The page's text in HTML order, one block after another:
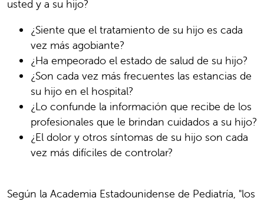
usted y a su hijo?
¿Siente que el tratamiento de su hijo es cada
vez más agobiante?
¿Ha empeorado el estado de salud de su hijo?
¿Son cada vez más frecuentes las estancias de
su hijo en el hospital?
¿Lo confunde la información que recibe de los
profesionales que le brindan cuidados a su hijo?
¿El dolor y otros síntomas de su hijo son cada
vez más difíciles de controlar?
Según la Academia Estadounidense de Pediatría, "los